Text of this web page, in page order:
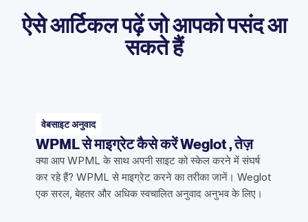
ऐसे आर्टिकल पढ़ें जो आपको पसंद आ
सकते हैं
वेबसाइट अनुवाद
WPML से माइग्रेट कैसे करें Weglot , तेज़
क्या आप WPML के साथ अपनी साइट को स्केल करने में संघर्ष
कर रहे हैं? WPML से माइग्रेट करने का तरीका जानें। Weglot
एक सरल, बेहतर और अधिक स्वचालित अनुवाद अनुभव के लिए।